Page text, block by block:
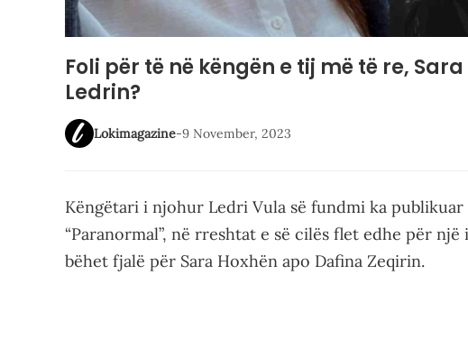
Foli për të në këngën e tij më të re,
Ledrin?
Lokimagazine-9 November, 2023
Këngëtari i njohur Ledri Vula së fundmi ka
“Paranormal”, në rreshtat e së cilës flet edhe për
bëhet fjalë për Sara Hoxhën apo Dafina Zeqirin.